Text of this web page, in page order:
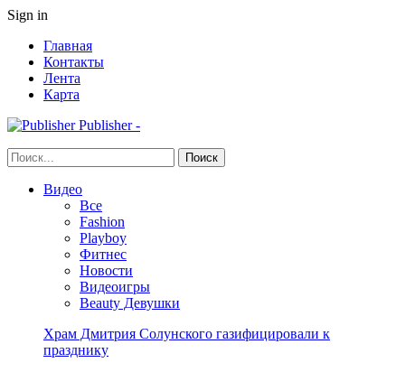
Sign in
Главная
Контакты
Лента
Карта
Publisher -
Видео
Все
Fashion
Playboy
Фитнес
Новости
Видеоигры
Beauty Девушки
Храм Дмитрия Солунского газифицировали к
празднику